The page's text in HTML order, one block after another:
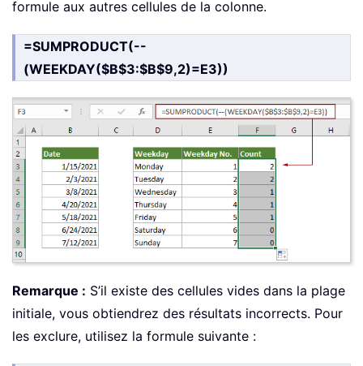
formule aux autres cellules de la colonne.
=SUMPRODUCT(--
(WEEKDAY($B$3:$B$9,2)=E3))
Remarque : S’il existe des cellules vides dans la plage
initiale, vous obtiendrez des résultats incorrects. Pour
les exclure, utilisez la formule suivante :